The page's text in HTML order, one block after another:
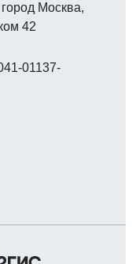
Москва,
42
01137-